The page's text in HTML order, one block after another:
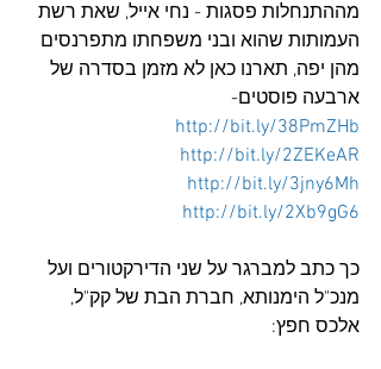
מההתנחלות פסגות - נחי אייל, שאת רשת
העמותות שהוא ובני משפחתו מתפרנסים
מהן יפה, תארנו כאן לא מזמן בסדרה של
ארבעה פוסטים-
http://bit.ly/38PmZHb
http://bit.ly/2ZEKeAR
http://bit.ly/3jny6Mh
http://bit.ly/2Xb9gG6
כך כתב למברגר על שני הדירקטורים ועל
מנכ"ל הימנותא, חברת הבת של קק"ל,
אלכס חפץ: